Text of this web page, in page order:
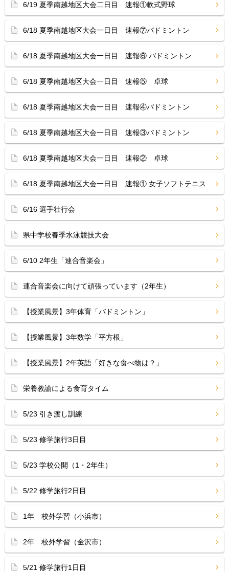
6/19 夏季南越地区大会二日目 速報①軟式野球
6/18 夏季南越地区大会一日目 速報⑦バドミントン
6/18 夏季南越地区大会一日目 速報⑥ バドミントン
6/18 夏季南越地区大会一日目 速報⑤ 卓球
6/18 夏季南越地区大会一日目 速報④バドミントン
6/18 夏季南越地区大会一日目 速報③バドミントン
6/18 夏季南越地区大会一日目 速報② 卓球
6/18 夏季南越地区大会一日目 速報① 女子ソフトテニス
6/16 選手壮行会
県中学校春季水泳競技大会
6/10 2年生「連合音楽会」
連合音楽会に向けて頑張っています（2年生）
【授業風景】3年体育「バドミントン」
【授業風景】3年数学「平方根」
【授業風景】2年英語「好きな食べ物は？」
栄養教諭による食育タイム
5/23 引き渡し訓練
5/23 修学旅行3日目
5/23 学校公開（1・2年生）
5/22 修学旅行2日目
1年 校外学習（小浜市）
2年 校外学習（金沢市）
5/21 修学旅行1日目